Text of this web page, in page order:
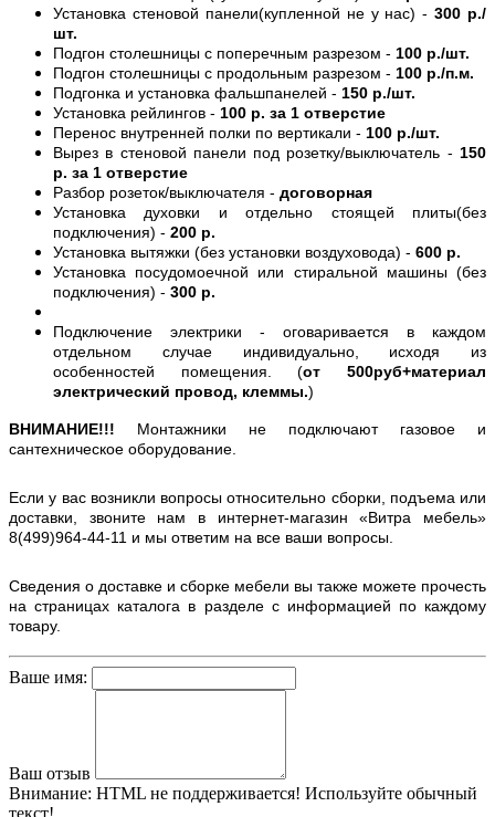
Установка стеновой панели(купленной не у нас) -300 р./
шт.
Подгон столешницы с поперечным разрезом - 100 р./шт.
Подгон столешницы с продольным разрезом - 100 р./п.м.
Подгонка и установка фальшпанелей - 150 р./шт.
Установка рейлингов - 100 р. за 1 отверстие
Перенос внутренней полки по вертикали - 100 р./шт.
Вырез в стеновой панели под розетку/выключатель - 150
р. за 1 отверстие
Разбор розеток/выключателя - договорная
Установка духовки и отдельно стоящей плиты(без
подключения) - 200 р.
Установка вытяжки (без установки воздуховода) - 600 р.
Установка посудомоечной или стиральной машины (без
подключения) - 300 р.
Подключение электрики - оговаривается в каждом
отдельном случае индивидуально, исходя из
особенностей помещения. (от 500руб+материал
электрический провод, клеммы.)
ВНИМАНИЕ!!! Монтажники не подключают газовое и
сантехническое оборудование.
Если у вас возникли вопросы относительно сборки, подъема или
доставки, звоните нам в интернет-магазин «Витра мебель»
8(499)964-44-11 и мы ответим на все ваши вопросы.
Сведения о доставке и сборке мебели вы также можете прочесть
на страницах каталога в разделе с информацией по каждому
товару.
Ваше имя:
Ваш отзыв
Внимание: HTML не поддерживается! Используйте обычный
текст!